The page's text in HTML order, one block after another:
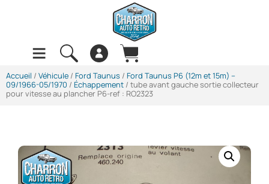
Accueil / Véhicule / Ford Taunus / Ford Taunus P6 (12m et 15m) --
09/1966-05/1970 / Échappement / tube avant gauche sortie collecteur
pour vitesse au plancher P6-ref : RO2323